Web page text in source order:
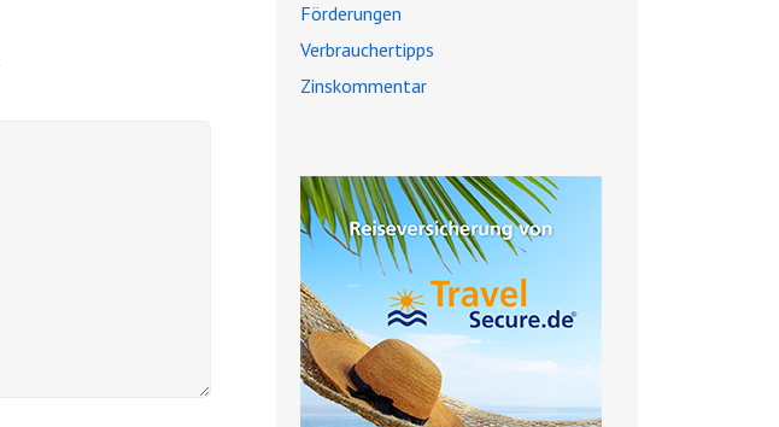
Förderungen
Verbrauchertipps
Zinskommentar